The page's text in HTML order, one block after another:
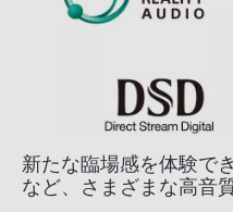
新たな臨場感を体験で
など、さまざまな高音